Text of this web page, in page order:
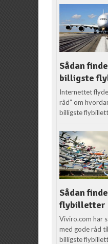
Sådan
billigste
Internettet
råd” om
billigste
Sådan
flybilletter
Viviro.com har
med gode råd
billigste